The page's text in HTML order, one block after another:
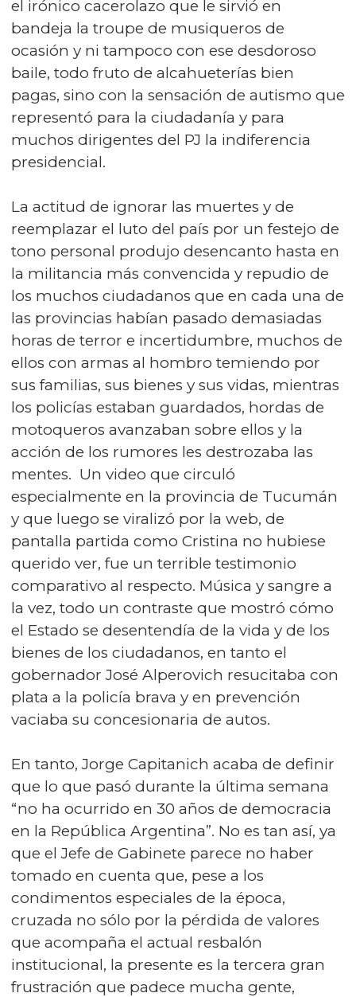
el irónico cacerolazo que le sirvió en
bandeja la troupe de musiqueros de
ocasión y ni tampoco con ese desdoroso
baile, todo fruto de alcahueterías bien
pagas, sino con la sensación de autismo que
representó para la ciudadanía y para
muchos dirigentes del PJ la indiferencia
presidencial.
La actitud de ignorar las muertes y de
reemplazar el luto del país por un festejo de
tono personal produjo desencanto hasta en
la militancia más convencida y repudio de
los muchos ciudadanos que en cada una de
las provincias habían pasado demasiadas
horas de terror e incertidumbre, muchos de
ellos con armas al hombro temiendo por
sus familias, sus bienes y sus vidas, mientras
los policías estaban guardados, hordas de
motoqueros avanzaban sobre ellos y la
acción de los rumores les destrozaba las
mentes. Un video que circuló
especialmente en la provincia de Tucumán
y que luego se viralizó por la web, de
pantalla partida como Cristina no hubiese
querido ver, fue un terrible testimonio
comparativo al respecto. Música y sangre a
la vez, todo un contraste que mostró cómo
el Estado se desentendía de la vida y de los
bienes de los ciudadanos, en tanto el
gobernador José Alperovich resucitaba con
plata a la policía brava y en prevención
vaciaba su concesionaria de autos.
En tanto, Jorge Capitanich acaba de definir
que lo que pasó durante la última semana
“no ha ocurrido en 30 años de democracia
en la República Argentina”. No es tan así, ya
que el Jefe de Gabinete parece no haber
tomado en cuenta que, pese a los
condimentos especiales de la época,
cruzada no sólo por la pérdida de valores
que acompaña el actual resbalón
institucional, la presente es la tercera gran
frustración que padece mucha gente,